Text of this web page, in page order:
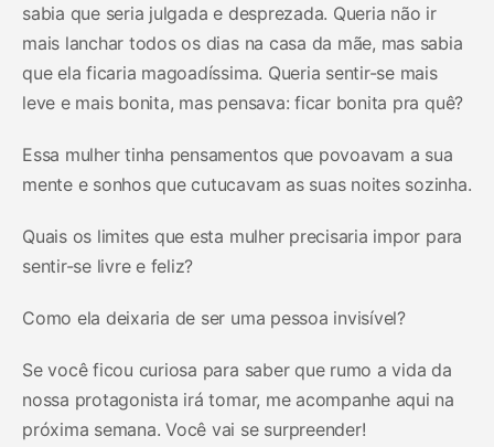
sabia que seria julgada e desprezada. Queria não ir
mais lanchar todos os dias na casa da mãe, mas sabia
que ela ficaria magoadíssima. Queria sentir-se mais
leve e mais bonita, mas pensava: ficar bonita pra quê?
Essa mulher tinha pensamentos que povoavam a sua
mente e sonhos que cutucavam as suas noites sozinha.
Quais os limites que esta mulher precisaria impor para
sentir-se livre e feliz?
Como ela deixaria de ser uma pessoa invisível?
Se você ficou curiosa para saber que rumo a vida da
nossa protagonista irá tomar, me acompanhe aqui na
próxima semana. Você vai se surpreender!